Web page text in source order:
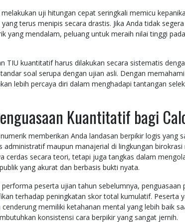
uji hitungan cepat seringkali memicu
terus menipis secara drastis. Jika Anda tidak
yang mendalam, peluang untuk meraih nilai tinggi
TIU kuantitatif harus dilakukan secara sistematis
soal serupa dengan ujian asli. Dengan
lebih percaya diri dalam menghadapi tantangan
Kuantitatif bagi
memberikan Anda landasan berpikir logis yang
administratif maupun manajerial di lingkungan
cerdas secara teori, tetapi juga tangkas dalam
yang akurat dan berbasis bukti nyata.
peserta ujian tahun sebelumnya, penguasaan
terhadap peningkatan skor total kumulatif. Peserta
memiliki ketahanan mental yang lebih baik
konsistensi cara berpikir yang sangat jernih.